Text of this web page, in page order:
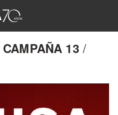
CAMPAÑA 13 /